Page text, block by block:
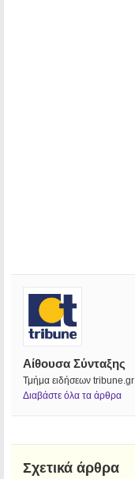
Αίθουσα Σύνταξης
Τμήμα ειδήσεων tribune.gr
Διαβάστε όλα τα άρθρα
Σχετικά άρθρα